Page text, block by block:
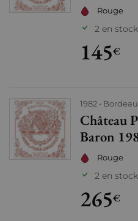
Rouge
2 en stock
145€
1982
Château
Baron
Rouge
2 en stock
265€